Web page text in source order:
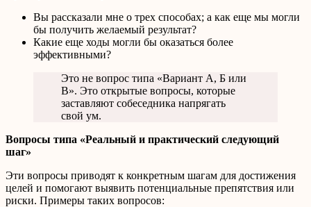
Вы рассказали мне о трех способах; а как еще мы могли
бы получить желаемый результат?
Какие еще ходы могли бы оказаться более
эффективными?
Это не вопрос типа «Вариант А, Б или
В». Это открытые вопросы, которые
заставляют собеседника напрягать
свой ум.
Вопросы типа «Реальный и практический следующий
шаг»
Эти вопросы приводят к конкретным шагам для достижения
целей и помогают выявить потенциальные препятствия или
риски. Примеры таких вопросов: